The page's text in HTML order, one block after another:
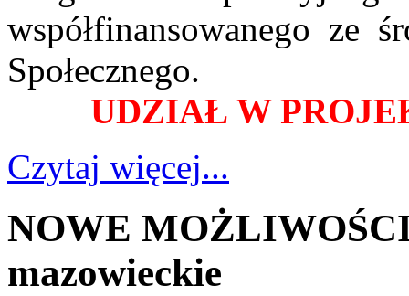
współfinansowanego ze
Społecznego.
UDZIAŁ W
Czytaj więcej...
NOWE
mazowieckie